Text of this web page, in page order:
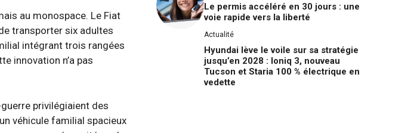
au monospace. Le Fiat
transporter six adultes
intégrant trois rangées
innovation n’a pas
privilégiaient des
véhicule familial spacieux
Le permis accéléré en 30 jours : une
voie rapide vers la liberté
Actualité
Hyundai lève le voile sur sa stratégie
jusqu’en 2028 : Ioniq 3, nouveau
Tucson et Staria 100 % électrique en
vedette